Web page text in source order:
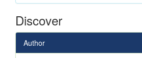
Discover
Author